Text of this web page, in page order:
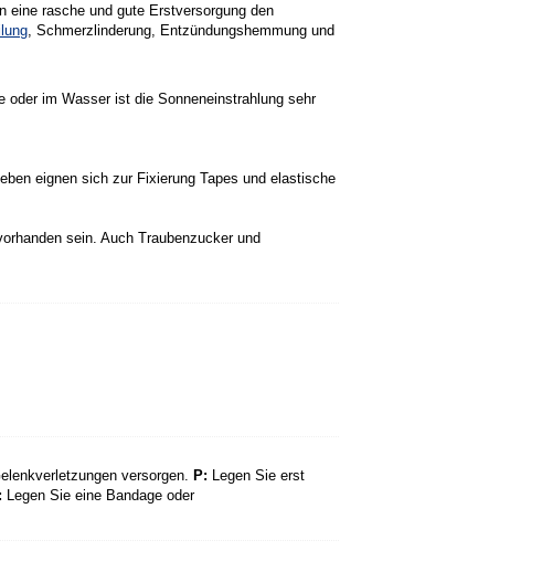
rasche und gute Erstversorgung den
, Schmerzlinderung, Entzündungshemmung und
im Wasser ist die Sonneneinstrahlung sehr
eignen sich zur Fixierung Tapes und elastische
sein. Auch Traubenzucker und
versorgen. P: Legen Sie erst
Legen Sie eine Bandage oder